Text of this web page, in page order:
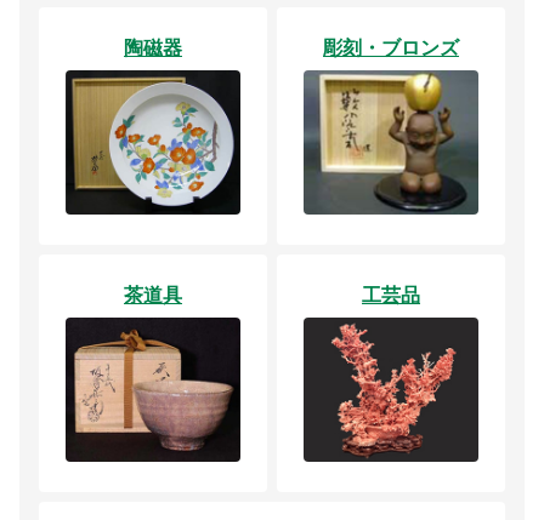
陶磁器 彫刻・ブロンズ
茶道具 工芸品